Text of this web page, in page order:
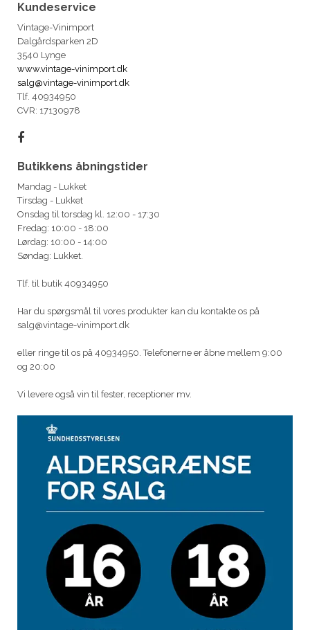
Kundeservice
Vintage-Vinimport
Dalgårdsparken 2D
3540 Lynge
www.vintage-vinimport.dk
salg@vintage-vinimport.dk
Tlf. 40934950
CVR: 17130978
Butikkens åbningstider
Mandag - Lukket
Tirsdag - Lukket
Onsdag til torsdag kl. 12:00 - 17:30
Fredag: 10:00 - 18:00
Lørdag: 10:00 - 14:00
Søndag: Lukket.
Tlf. til butik 40934950
Har du spørgsmål til vores produkter kan du kontakte os på
salg@vintage-vinimport.dk
eller ringe til os på 40934950. Telefonerne er åbne mellem 9:00
og 20:00
Vi levere også vin til fester, receptioner mv.